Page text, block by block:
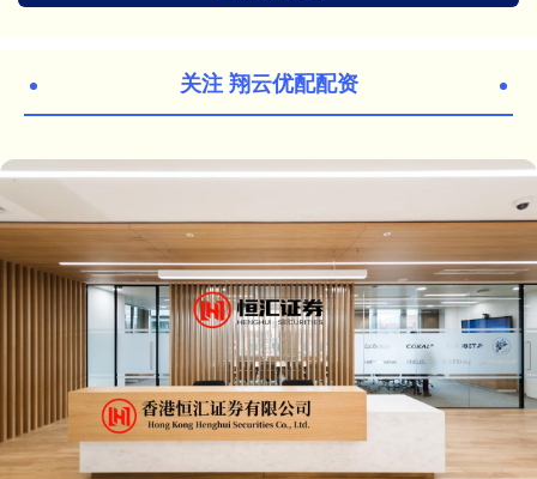
关注 翔云优配配资